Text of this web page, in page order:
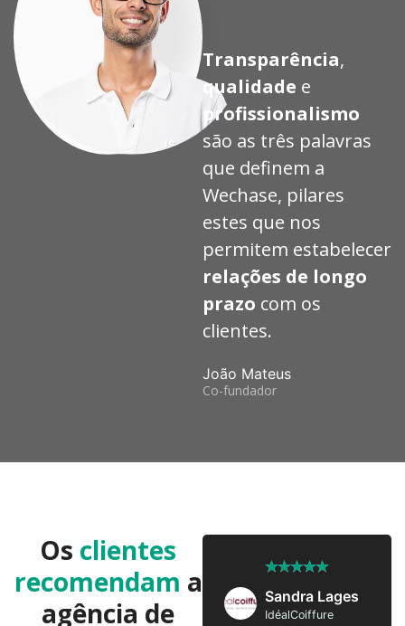
Transparência,
qualidade e
profissionalismo
são as três palavras
que definem a
Wechase, pilares
estes que nos
permitem estabelecer
relações de longo
prazo com os
clientes.
João Mateus
Co-fundador
Os clientes
recomendam a
agência de
José Pedro
Twobrothers
Sandra Lages
★★★★★
IdéalCoiffure